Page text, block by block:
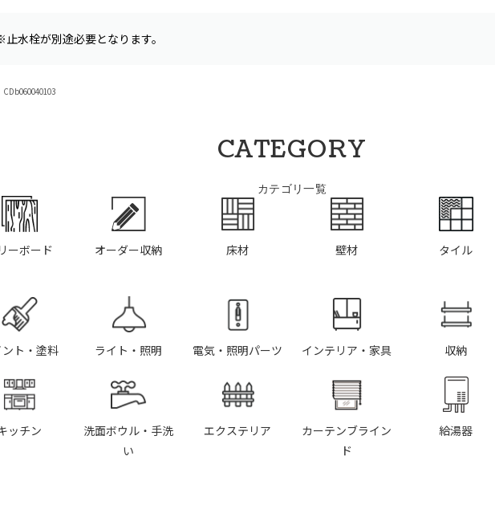
止水栓が別途必要となります。
CDb060040103
CATEGORY
カテゴリ一覧
ーボード オーダー収納 床材 壁材 タイル
ント・塗料 ライト・照明 電気・照明パーツ インテリア・家具 収納
ッチン
洗面ボウル・手洗
い
エクステリア
カーテンブライン
ド
給湯器